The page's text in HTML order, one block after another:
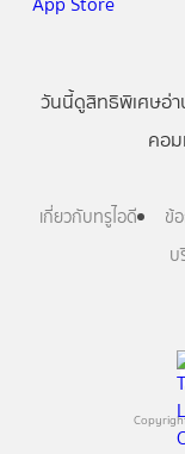
วันนี้ดูสิทธิพิเศษอ่
คอ
เกี่ยวกับทรูไอดี ข้
บ